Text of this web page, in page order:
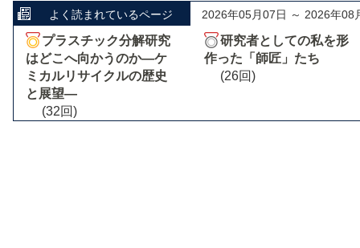
よく読まれているページ 2026年05月07日 ～ 2026年08
プラスチック分解研究
はどこへ向かうのか―ケ
ミカルリサイクルの歴史
と展望―
(32回)
研究者としての私を形
作った「師匠」たち
(26回)